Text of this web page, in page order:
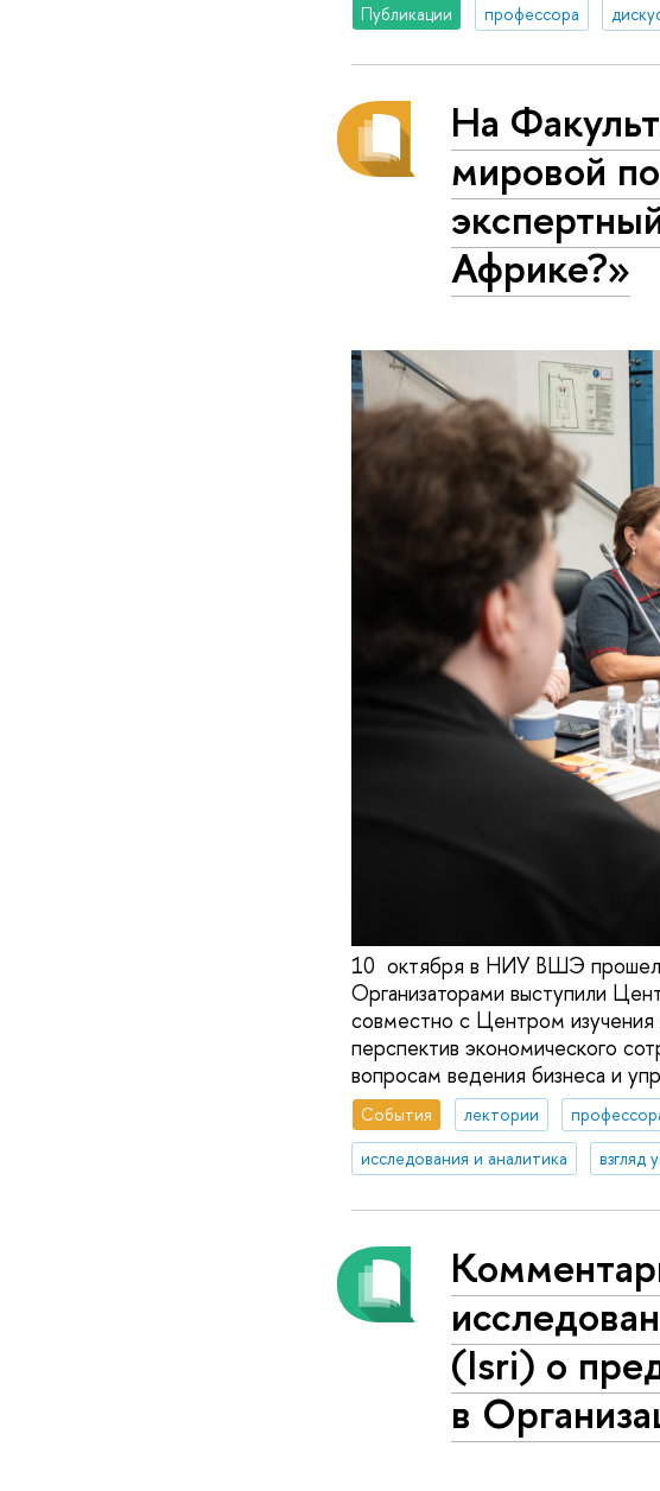
Публикации профессора
На
мировой
Африке?»
10 октября в НИУ ВШЭ прошел
Организаторами выступили
совместно с Центром
перспектив экономического
вопросам ведения бизнеса и
События лектории
исследования и аналитика
взгляд
(Isri) о
в